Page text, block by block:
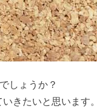
しょうか？
きたいと思います。